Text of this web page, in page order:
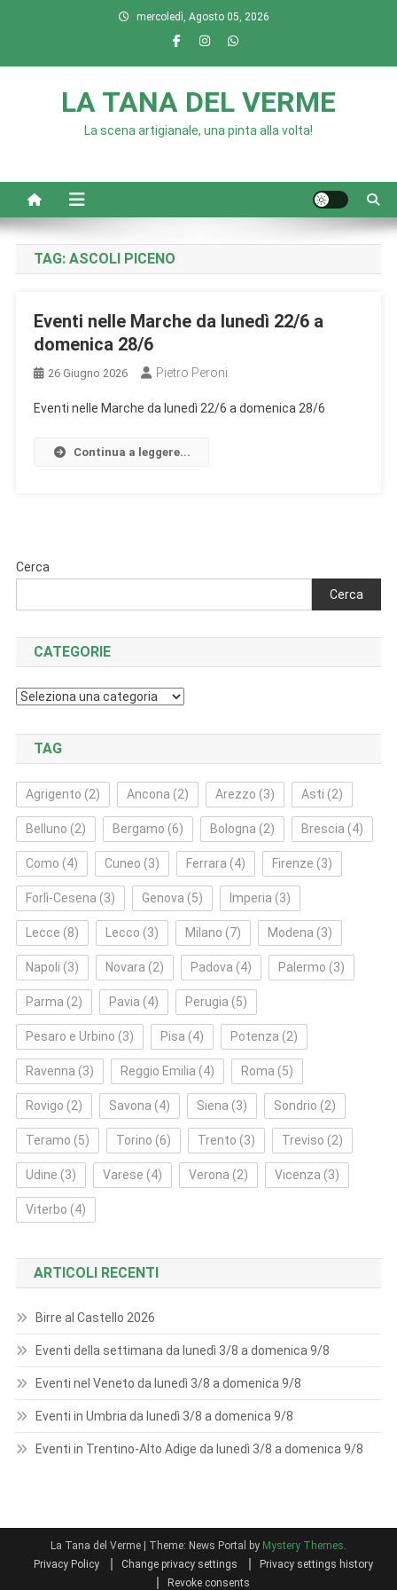
mercoledì, Agosto 05, 2026
LA TANA DEL VERME
La scena artigianale, una pinta alla volta!
TAG: ASCOLI PICENO
Eventi nelle Marche da lunedì 22/6 a
domenica 28/6
26 Giugno 2026 Pietro Peroni
Eventi nelle Marche da lunedì 22/6 a domenica 28/6
Continua a leggere...
Cerca
Cerca
CATEGORIE
Categorie
TAG
Agrigento (2) Ancona (2) Arezzo (3) Asti (2)
Belluno (2) Bergamo (6) Bologna (2) Brescia (4)
Como (4) Cuneo (3) Ferrara (4) Firenze (3)
Forlì‑Cesena (3) Genova (5) Imperia (3)
Lecce (8) Lecco (3) Milano (7) Modena (3)
Napoli (3) Novara (2) Padova (4) Palermo (3)
Parma (2) Pavia (4) Perugia (5)
Pesaro e Urbino (3) Pisa (4) Potenza (2)
Ravenna (3) Reggio Emilia (4) Roma (5)
Rovigo (2) Savona (4) Siena (3) Sondrio (2)
Teramo (5) Torino (6) Trento (3) Treviso (2)
Udine (3) Varese (4) Verona (2) Vicenza (3)
Viterbo (4)
ARTICOLI RECENTI
Birre al Castello 2026
Eventi della settimana da lunedì 3/8 a domenica 9/8
Eventi nel Veneto da lunedì 3/8 a domenica 9/8
Eventi in Umbria da lunedì 3/8 a domenica 9/8
Eventi in Trentino-Alto Adige da lunedì 3/8 a domenica 9/8
La Tana del Verme Theme: News Portal by Mystery Themes.
Privacy Policy
Change privacy settings
Privacy settings history
Revoke consents